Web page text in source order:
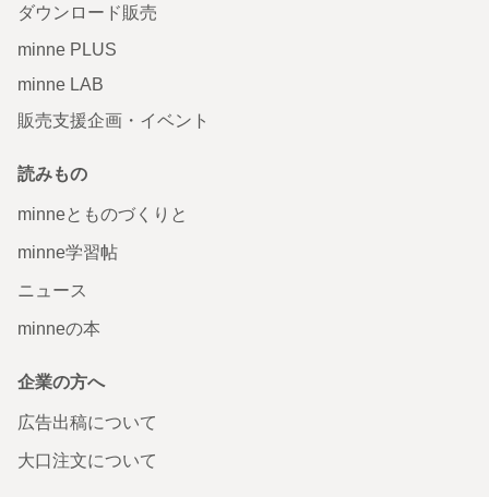
ダウンロード販売
minne PLUS
minne LAB
販売支援企画・イベント
読みもの
minneとものづくりと
minne学習帖
ニュース
minneの本
企業の方へ
広告出稿について
大口注文について